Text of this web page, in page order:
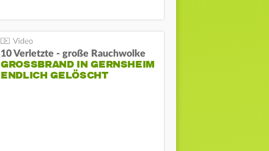
10 Verletzte - große Rauchwolke
GROSSBRAND IN GERNSHEIM E
NDLICH GELÖSCHT